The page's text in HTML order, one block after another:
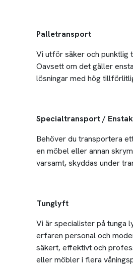
Palletransport
Vi utför säker och punktlig
Oavsett om det gäller
lösningar med hög
Specialtransport /
Behöver du transportera
en möbel eller annan
varsamt, skyddas under
Tunglyft
Vi är specialister på tunga
erfaren personal och
säkert, effektivt och
eller möbler i flera